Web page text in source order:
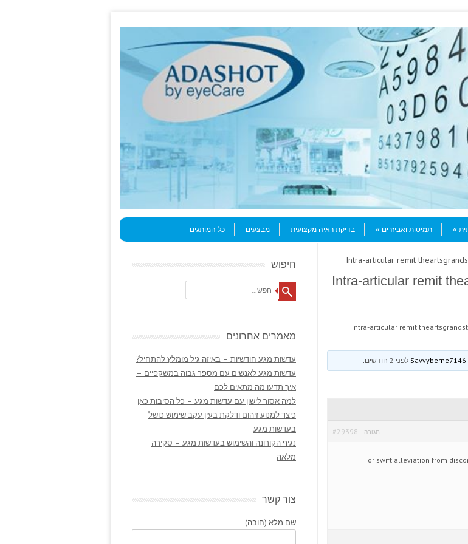
תמיסות ואביזרים בדיקת ראיה מקצועית מבצעים כל המותגים
> Intra-articular remit
Intra-articular remit
Intra-articular remit
לפני 2 חודשים
#29398 תגובה
For swift alleviation from
חיפוש
Search
מאמרים אחרונים
עדשות מגע חודשיות – באיזה גיל מומלץ להתחיל?
עדשות מגע לאנשים עם מספר גבוה במשקפיים –
איך תדעו מה מתאים לכם
למה אסור לישון עם עדשות מגע – כל הסיבות כאן
כיצד למנוע זיהום ודלקת בעין עקב שימוש כושל
בעדשות מגע
נגיף הקורונה והשימוש בעדשות מגע – סקירה
מלאה
צור קשר
שם מלא (חובה)